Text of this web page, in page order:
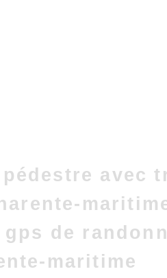
avec
de
maritime